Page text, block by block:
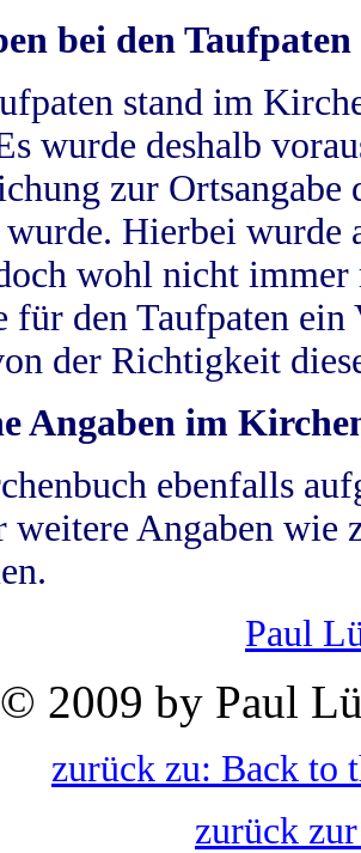
bei den Taufpaten
stand im
wurde deshalb
zur
wurde. Hierbei wurde
wohl nicht
für den Taufpaten
der Richtigkeit
Angaben im
ebenfalls
weitere Angaben wie
Paul
© 2009 by Paul
zurück zu: Back to
zurück